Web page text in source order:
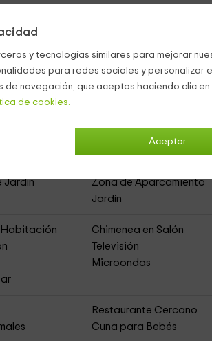
y tecnologías similares para mejorar
para redes sociales y personalizar
de navegación, que aceptas haciendo clic
de cookies.
Aceptar
Jardín
Zona de Aparcamiento
Jardín
Habitación
Chimenea en Salón
Televisión
Microondas
Restaurante Cercano
Cuna para Bebés